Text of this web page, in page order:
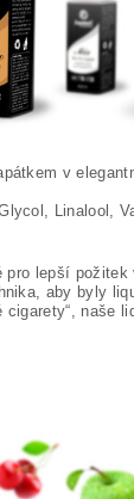
v
Linalool,
lepší
aby byly
naše